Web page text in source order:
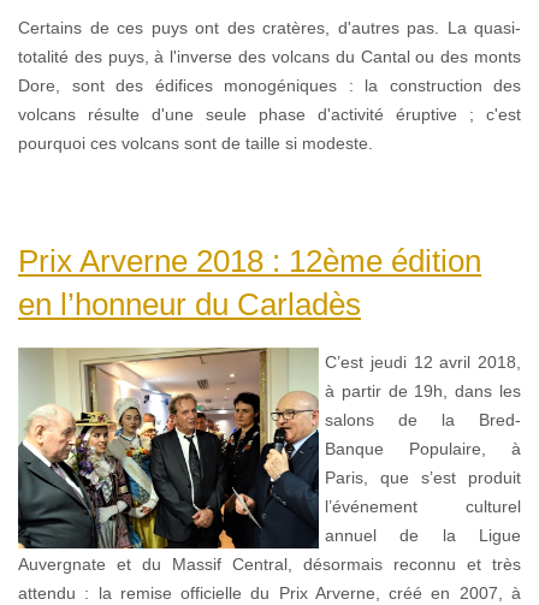
Certains de ces puys ont des cratères, d'autres pas. La quasi-
totalité des puys, à l'inverse des volcans du Cantal ou des monts
Dore, sont des édifices monogéniques : la construction des
volcans résulte d'une seule phase d'activité éruptive ; c'est
pourquoi ces volcans sont de taille si modeste.
Prix Arverne 2018 : 12ème édition
en l’honneur du Carladès
C’est jeudi 12 avril 2018,
à partir de 19h, dans les
salons de la Bred-
Banque Populaire, à
Paris, que s’est produit
l’événement culturel
annuel de la Ligue
Auvergnate et du Massif Central, désormais reconnu et très
attendu : la remise officielle du Prix Arverne, créé en 2007, à